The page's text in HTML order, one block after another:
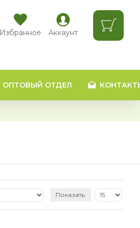
Избранное Аккаунт
ОПТОВЫЙ ОТДЕЛ
Показать: